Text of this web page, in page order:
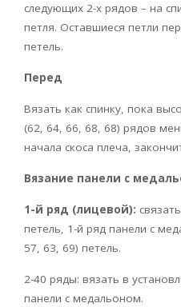
следующих 2-х рядов – на
петля. Оставшиеся петли
петель.
Перед
Вязать как спинку, пока
(62, 64, 66, 68, 68) рядов
начала скоса плеча,
Вязание панели с
1-й ряд (лицевой):
петель, 1-й ряд панели с
57, 63, 69) петель.
2-40 ряды: вязать в
панели с медальоном.